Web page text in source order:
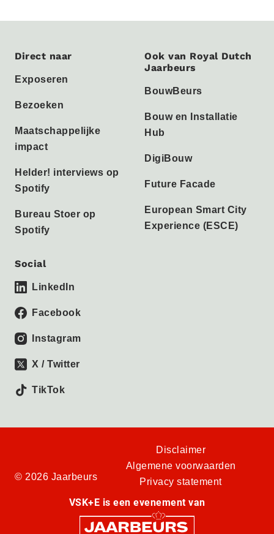
Direct naar
Exposeren
Bezoeken
Maatschappelijke
impact
Helder! interviews op
Spotify
Bureau Stoer op
Spotify
Ook van Royal Dutch
Jaarbeurs
BouwBeurs
Bouw en Installatie
Hub
DigiBouw
Future Facade
European Smart City
Experience (ESCE)
Social
LinkedIn
Facebook
Instagram
X / Twitter
TikTok
© 2026 Jaarbeurs
Disclaimer
Algemene voorwaarden
Privacy statement
VSK+E is een evenement van